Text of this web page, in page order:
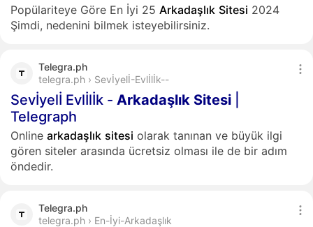
Popülariteye Göre En İyi 25 Arkadaşlık Sitesi 2024
Şimdi, nedenini bilmek isteyebilirsiniz.
Telegra.ph
telegra.ph › Sevİyelİ-Evlİlİk--
Sevİyelİ Evlİlİk - Arkadaşlık Sitesi
Telegraph
Online arkadaşlık sitesi olarak tanınan ve büyük ilgi
gören siteler arasında ücretsiz olması ile de bir adım
öndedir.
Telegra.ph
telegra.ph › En-İyi-Arkadaşlık